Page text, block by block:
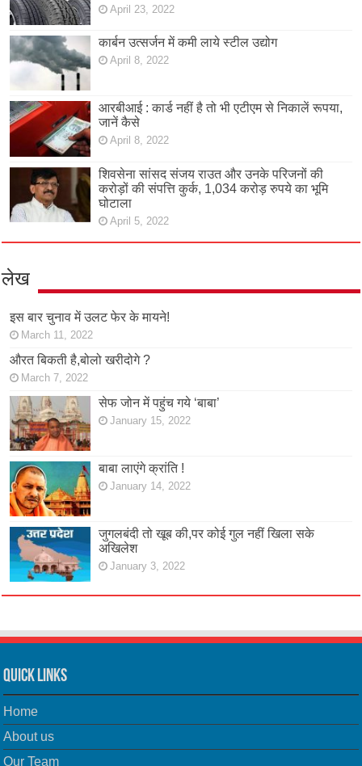
April 23, 2022
कार्बन उत्सर्जन में कमी लाये स्टील उद्योग
April 8, 2022
आरबीआई : कार्ड नहीं है तो भी एटीएम से निकालें रूपया,
जानें कैसे
April 8, 2022
शिवसेना सांसद संजय राउत और उनके परिजनों की
करोड़ों की संपत्ति कुर्क, 1,034 करोड़ रुपये का भूमि
घोटाला
April 5, 2022
लेख
इस बार चुनाव में उलट फेर के मायने!
March 11, 2022
औरत बिकती है,बोलो खरीदोगे ?
March 7, 2022
सेफ जोन में पहुंच गये ‘बाबा’
January 15, 2022
बाबा लाएंगे क्रांति !
January 14, 2022
जुगलबंदी तो खूब की,पर कोई गुल नहीं खिला सके
अखिलेश
January 3, 2022
Quick Links
Home
About us
Our Team